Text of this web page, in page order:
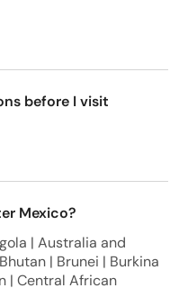
before I visit
Mexico?
| Australia and
| Brunei | Burkina
| Central African